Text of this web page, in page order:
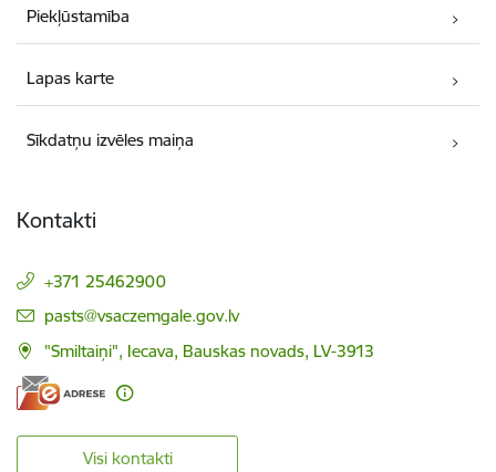
Piekļūstamība
Lapas karte
Sīkdatņu izvēles maiņa
Kontakti
+371 25462900
E-pasts:
pasts@vsaczemgale.gov.lv
"Smiltaiņi", Iecava, Bauskas novads, LV-3913
Visi kontakti